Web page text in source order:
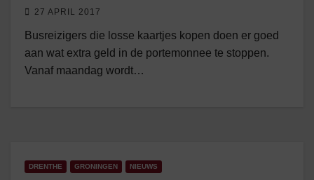
27 APRIL 2017
Busreizigers die losse kaartjes kopen doen er goed
aan wat extra geld in de portemonnee te stoppen.
Vanaf maandag wordt…
DRENTHE GRONINGEN NIEUWS